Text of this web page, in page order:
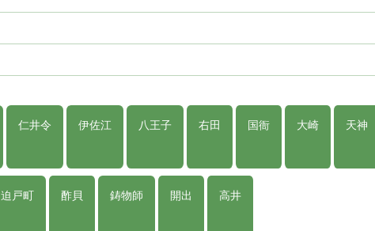
仁井令 伊佐江 八王子 右田 国衙 大崎 天神
迫戸町 酢貝 鋳物師 開出 高井